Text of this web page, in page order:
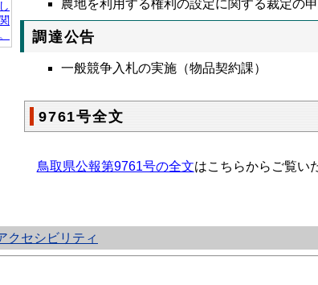
農地を利用する権利の設定に関する裁定の申
調達公告
一般競争入札の実施（物品契約課）
9761号全文
鳥取県公報第9761号の全文はこちらからご覧い
クセシビリティ